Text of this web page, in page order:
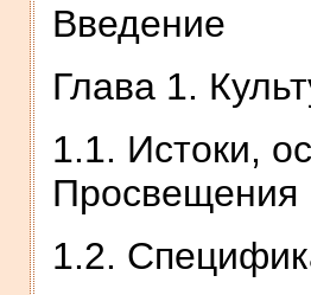
Введение
Глава 1.
1.1. Истоки,
Просвещения
1.2.